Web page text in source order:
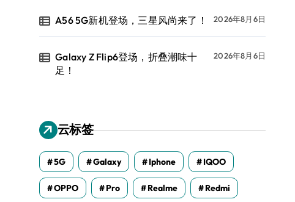
A56 5G新机登场，三星风尚来了！ 2026年8月6日
Galaxy Z Flip6登场，折叠潮味十
足！
2026年8月6日
云标签
5G Galaxy Iphone IQOO
OPPO Pro Realme Redmi